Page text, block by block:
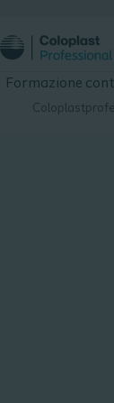
Formazione